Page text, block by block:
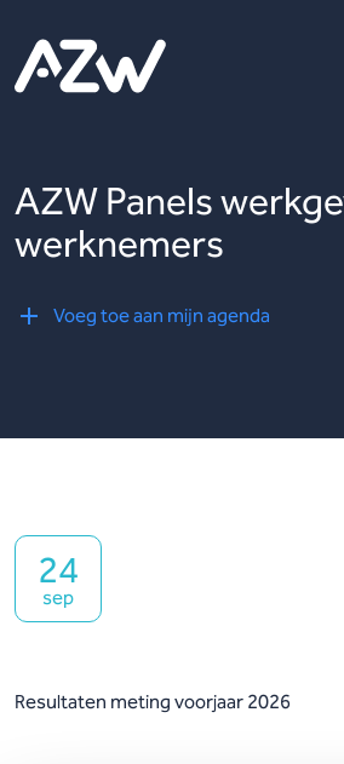
AZW Panels
werknemers
Voeg toe aan mijn agenda
24
sep
Resultaten meting voorjaar 2026